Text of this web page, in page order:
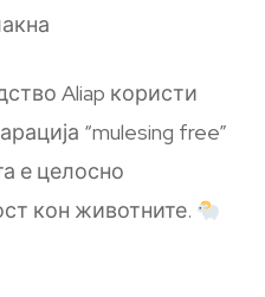
Aliap користи
“mulesing free”
е целосно
кон животните.